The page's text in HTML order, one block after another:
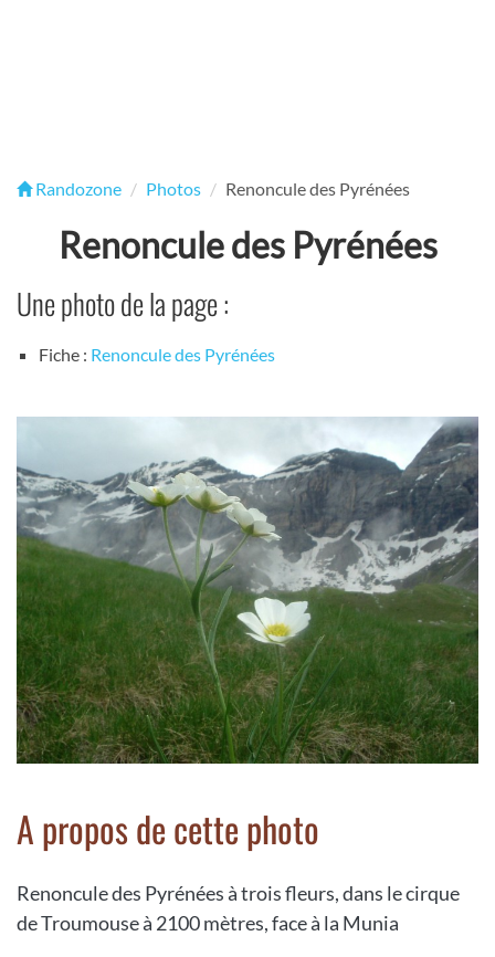
Randozone Photos Renoncule des Pyrénées
Renoncule des Pyrénées
Une photo de la page :
Fiche : Renoncule des Pyrénées
A propos de cette photo
Renoncule des Pyrénées à trois fleurs, dans le cirque
de Troumouse à 2100 mètres, face à la Munia